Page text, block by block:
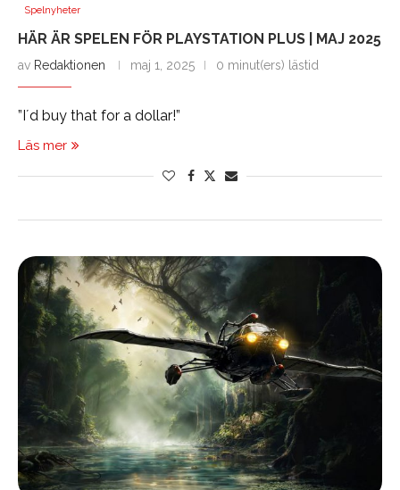
Spelnyheter
HÄR ÄR SPELEN FÖR PLAYSTATION PLUS | MAJ 2025
av Redaktionen maj 1, 2025 0 minut(ers) lästid
”I´d buy that for a dollar!”
Läs mer